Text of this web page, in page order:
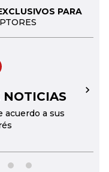
PARA
NOTICIAS
acuerdo a sus
→